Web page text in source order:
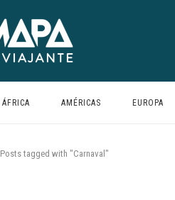
ÁFRICA AMÉRICAS EUROPA
Posts tagged with "Carnaval"